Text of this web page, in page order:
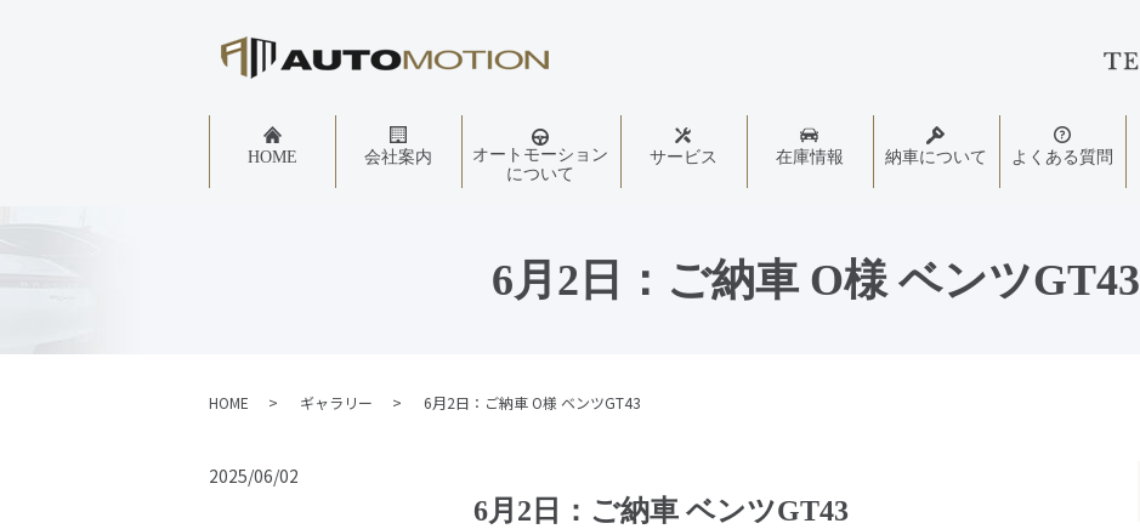
HOME 会社案内
オートモーション
について
サービス 在庫情報 納車について よくある質問
6月2日：ご納車 O様 ベンツGT43
HOME ギャラリー 6月2日：ご納車 O様 ベンツGT43
2025/06/02
6月2日：ご納車 ベンツGT43